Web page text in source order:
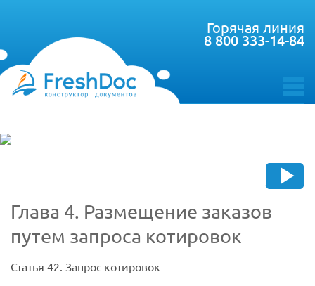
toggle
Горячая линия
8 800 333-14-84
Глава 4. Размещение заказов
путем запроса котировок
Статья 42. Запрос котировок